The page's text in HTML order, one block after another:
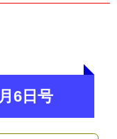
6日号